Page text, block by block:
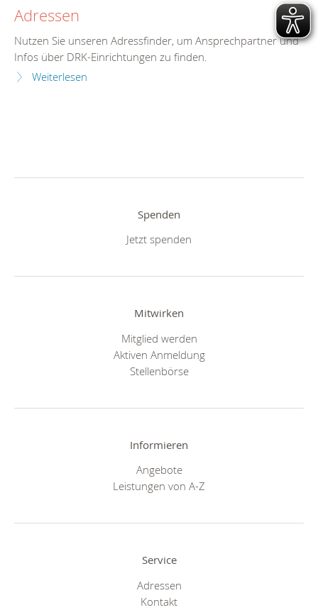
Adressen
Nutzen Sie unseren Adressfinder, um Ansprechpartner und
Infos über DRK-Einrichtungen zu finden.
Weiterlesen
Spenden
Jetzt spenden
Mitwirken
Mitglied werden
Aktiven Anmeldung
Stellenbörse
Informieren
Angebote
Leistungen von A-Z
Service
Adressen
Kontakt